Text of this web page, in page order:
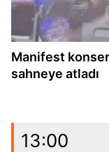
Manifest
sahneye atladı
13:00